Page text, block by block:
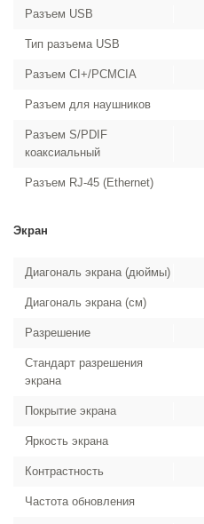
Разъем USB
Тип разъема USB
Разъем CI+/PCMCIA
Разъем для наушников
Разъем S/PDIF
коаксиальный
Разъем RJ-45 (Ethernet)
Экран
Диагональ экрана (дюймы)
Диагональ экрана (см)
Разрешение
Стандарт разрешения
экрана
Покрытие экрана
Яркость экрана
Контрастность
Частота обновления